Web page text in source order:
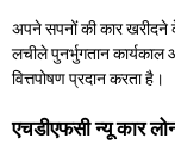
अपने सपनों की कार खरीदने
लचीले पुनर्भुगतान
वित्तपोषण प्रदान करता है।
एचडीएफसी न्यू कार